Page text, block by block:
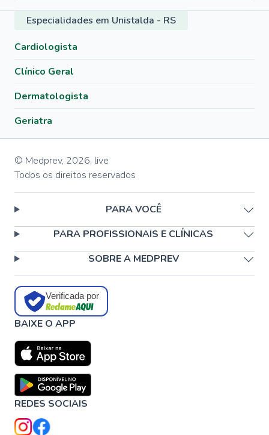
Especialidades em Unistalda - RS
Cardiologista
Clínico Geral
Dermatologista
Geriatra
© Medprev, 2026, live
Todos os direitos reservados
PARA VOCÊ
PARA PROFISSIONAIS E CLÍNICAS
SOBRE A MEDPREV
Verificada por
BAIXE O APP
REDES SOCIAIS